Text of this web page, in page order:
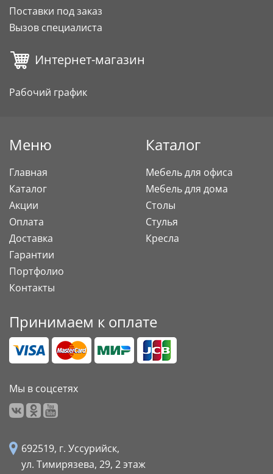
Поставки под заказ
Вызов специалиста
Интернет-магазин
Рабочий график
Меню
Главная
Каталог
Акции
Оплата
Доставка
Гарантии
Портфолио
Контакты
Каталог
Мебель для офиса
Мебель для дома
Столы
Стулья
Кресла
Принимаем к оплате
Мы в соцсетях
692519, г. Уссурийск,
ул. Тимирязева, 29, 2 этаж